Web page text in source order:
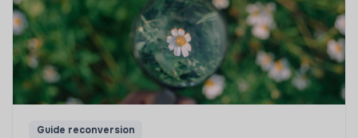
Guide reconversion